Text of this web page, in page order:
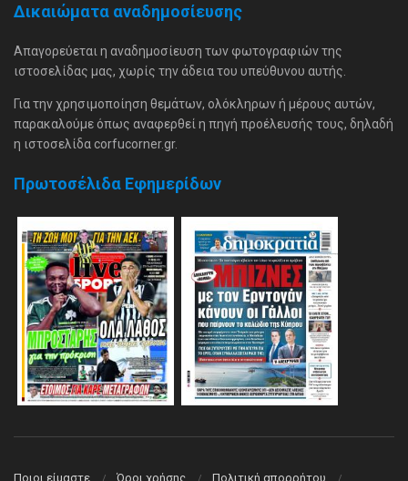
Δικαιώματα αναδημοσίευσης
Απαγορεύεται η αναδημοσίευση των φωτογραφιών της
ιστοσελίδας μας, χωρίς την άδεια του υπεύθυνου αυτής.
Για την χρησιμοποίηση θεμάτων, ολόκληρων ή μέρους αυτών,
παρακαλούμε όπως αναφερθεί η πηγή προέλευσής τους, δηλαδή
η ιστοσελίδα corfucorner.gr.
Πρωτοσέλιδα Εφημερίδων
Ποιοι είμαστε Όροι χρήσης Πολιτική απορρήτου